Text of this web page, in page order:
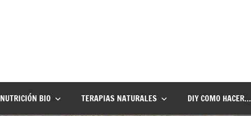
NUTRICIÓN BIO TERAPIAS NATURALES DIY COMO HACER…